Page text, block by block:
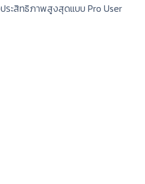
ระสิทธิภาพสูงสุดแบบ Pro User